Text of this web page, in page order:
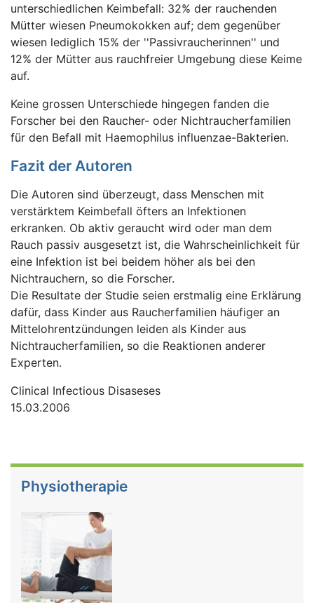
unterschiedlichen Keimbefall: 32% der rauchenden
Mütter wiesen Pneumokokken auf; dem gegenüber
wiesen lediglich 15% der ''Passivraucherinnen'' und
12% der Mütter aus rauchfreier Umgebung diese Keime
auf.
Keine grossen Unterschiede hingegen fanden die
Forscher bei den Raucher- oder Nichtraucherfamilien
für den Befall mit Haemophilus influenzae-Bakterien.
Fazit der Autoren
Die Autoren sind überzeugt, dass Menschen mit
verstärktem Keimbefall öfters an Infektionen
erkranken. Ob aktiv geraucht wird oder man dem
Rauch passiv ausgesetzt ist, die Wahrscheinlichkeit für
eine Infektion ist bei beidem höher als bei den
Nichtrauchern, so die Forscher.
Die Resultate der Studie seien erstmalig eine Erklärung
dafür, dass Kinder aus Raucherfamilien häufiger an
Mittelohrentzündungen leiden als Kinder aus
Nichtraucherfamilien, so die Reaktionen anderer
Experten.
Clinical Infectious Disaseses
15.03.2006
Physiotherapie